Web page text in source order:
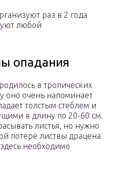
раз в 2 года
любой
опадания
в тропических
оно очень напоминает
толстым стеблем и
в длину по 20-60 см.
листья, но нужно
потере листвы драцена
необходимо